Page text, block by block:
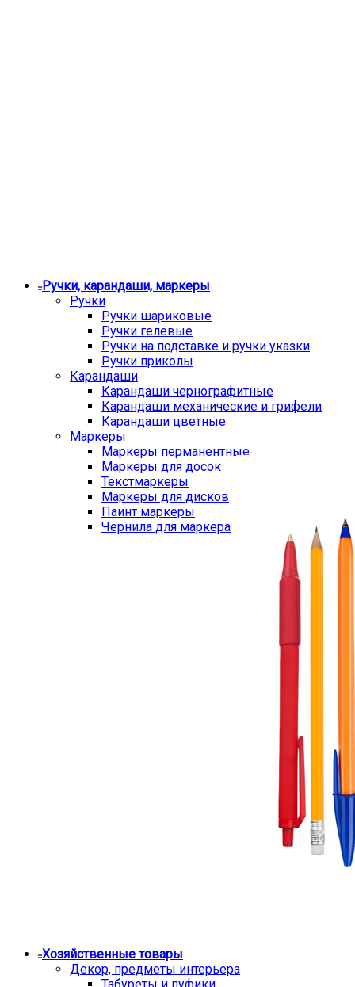
Ручки, карандаши, маркеры
Ручки
Ручки шариковые
Ручки гелевые
Ручки на подставке и ручки указки
Ручки приколы
Карандаши
Карандаши чернографитные
Карандаши механические и грифели
Карандаши цветные
Маркеры
Маркеры перманентные
Маркеры для досок
Текстмаркеры
Маркеры для дисков
Паинт маркеры
Чернила для маркера
Хозяйственные товары
Декор, предметы интерьера